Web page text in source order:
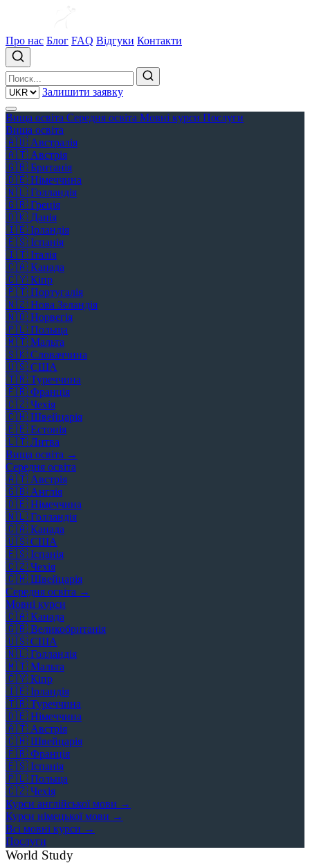
Про нас Блог FAQ Відгуки Контакти
Залишити заявку
Вища освіта Середня освіта Мовні курси Послуги
Вища освіта
🇦🇺 Австралія
🇦🇹 Австрія
🇬🇧 Британія
🇩🇪 Німеччина
🇳🇱 Голландія
🇬🇷 Греція
🇩🇰 Данія
🇮🇪 Ірландія
🇪🇸 Іспанія
🇮🇹 Італія
🇨🇦 Канада
🇨🇾 Кіпр
🇵🇹 Португалія
🇳🇿 Нова Зеландія
🇳🇴 Норвегія
🇵🇱 Польща
🇲🇹 Мальта
🇸🇰 Словаччина
🇺🇸 США
🇹🇷 Туреччина
🇫🇷 Франція
🇨🇿 Чехія
🇨🇭 Швейцарія
🇪🇪 Естонія
🇱🇹 Литва
Вища освіта →
Середня освіта
🇦🇹 Австрія
🇬🇧 Англія
🇩🇪 Німеччина
🇳🇱 Голландія
🇨🇦 Канада
🇺🇸 США
🇪🇸 Іспанія
🇨🇿 Чехія
🇨🇭 Швейцарія
Середня освіта →
Мовні курси
🇨🇦 Канада
🇬🇧 Великобританія
🇺🇸 США
🇳🇱 Голландія
🇲🇹 Мальта
🇨🇾 Кіпр
🇮🇪 Ірландія
🇹🇷 Туреччина
🇩🇪 Німеччина
🇦🇹 Австрія
🇨🇭 Швейцарія
🇫🇷 Франція
🇪🇸 Іспанія
🇵🇱 Польща
🇨🇿 Чехія
Курси англійської мови →
Курси німецької мови →
Всі мовні курси →
Послуги
World Study